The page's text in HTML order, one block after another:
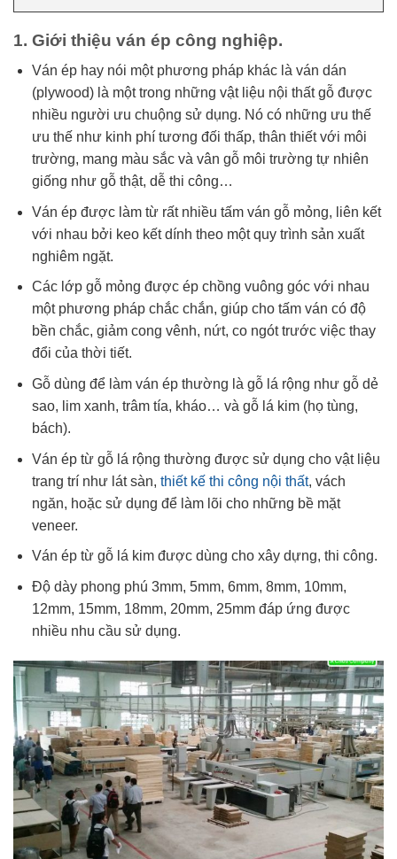
1. Giới thiệu ván ép công nghiệp.
Ván ép hay nói một phương pháp khác là ván dán
(plywood) là một trong những vật liệu nội thất gỗ được
nhiều người ưu chuộng sử dụng. Nó có những ưu thế
ưu thế như kinh phí tương đối thấp, thân thiết với môi
trường, mang màu sắc và vân gỗ môi trường tự nhiên
giống như gỗ thật, dễ thi công…
Ván ép được làm từ rất nhiều tấm ván gỗ mỏng, liên kết
với nhau bởi keo kết dính theo một quy trình sản xuất
nghiêm ngặt.
Các lớp gỗ mỏng được ép chồng vuông góc với nhau
một phương pháp chắc chắn, giúp cho tấm ván có độ
bền chắc, giảm cong vênh, nứt, co ngót trước việc thay
đổi của thời tiết.
Gỗ dùng để làm ván ép thường là gỗ lá rộng như gỗ dẻ
sao, lim xanh, trâm tía, kháo… và gỗ lá kim (họ tùng,
bách).
Ván ép từ gỗ lá rộng thường được sử dụng cho vật liệu
trang trí như lát sàn, thiết kế thi công nội thất, vách
ngăn, hoặc sử dụng để làm lõi cho những bề mặt
veneer.
Ván ép từ gỗ lá kim được dùng cho xây dựng, thi công.
Độ dày phong phú 3mm, 5mm, 6mm, 8mm, 10mm,
12mm, 15mm, 18mm, 20mm, 25mm đáp ứng được
nhiều nhu cầu sử dụng.